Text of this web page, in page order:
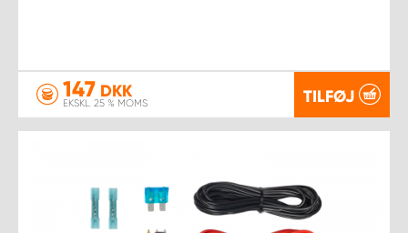
147 DKK
EKSKL. 25 % MOMS TILFØJ